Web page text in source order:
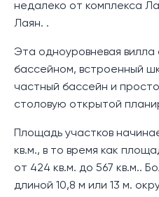
недалеко от комплекса
Лаян. .
Эта одноуровневая
бассейном, встроенный
частный бассейн и
столовую открытой
Площадь участков
кв.м., в то время как
от 424 кв.м. до 567 кв.м..
длиной 10,8 м или 13 м.